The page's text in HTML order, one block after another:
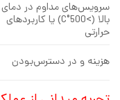
سرویس‌های مداوم در دمای
بالا (>500°C) یا کاربردهای
حرارتی
هزینه و در دسترس‌بودن